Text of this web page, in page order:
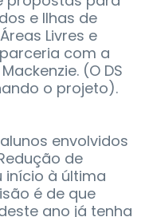
e Ilhas de
Livres e
com a
(O DS
o projeto).
envolvidos
de
início à última
é de que
ano já tenha